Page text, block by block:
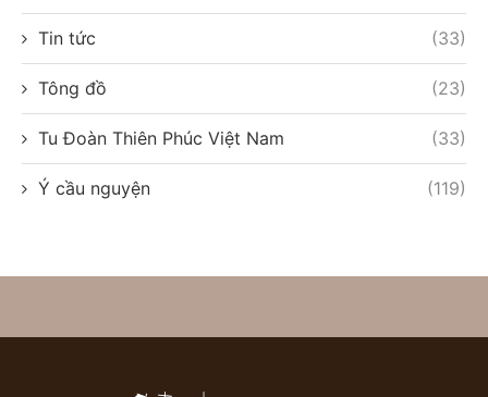
Tin tức (33)
Tông đồ (23)
Tu Đoàn Thiên Phúc Việt Nam (33)
Ý cầu nguyện (119)